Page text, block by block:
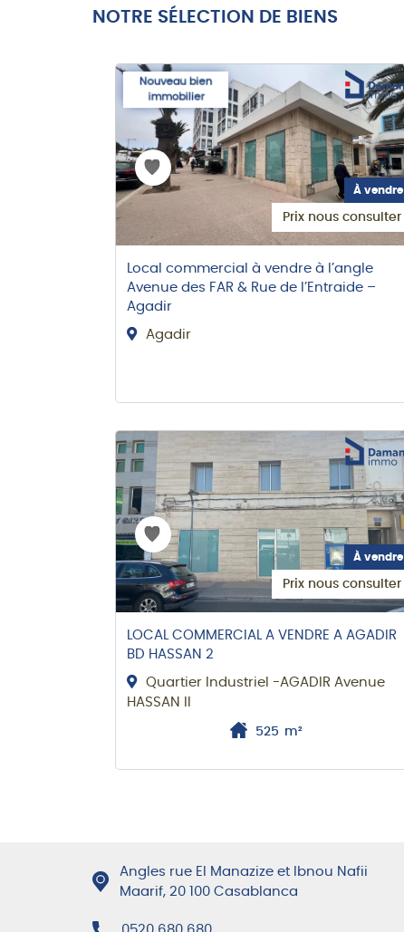
NOTRE SÉLECTION DE BIENS
Nouveau bien
immobilier
À vendre
Prix nous consulter
Local commercial à vendre à l’angle
Avenue des FAR & Rue de l’Entraide –
Agadir
Agadir
À vendre
Prix nous consulter
LOCAL COMMERCIAL A VENDRE A AGADIR
BD HASSAN 2
Quartier Industriel -AGADIR Avenue
HASSAN II
525 m²
Angles rue El Manazize et Ibnou Nafii
Maarif, 20 100 Casablanca